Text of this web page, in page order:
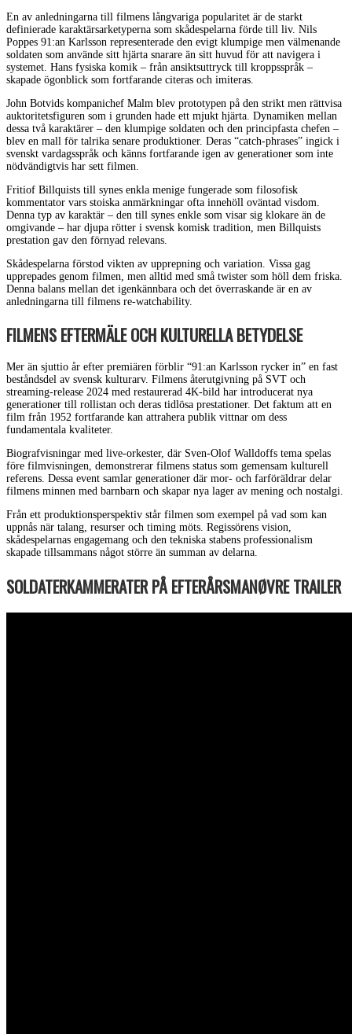
En av anledningarna till filmens långvariga popularitet är de starkt
definierade karaktärsarketyperna som skådespelarna förde till liv. Nils
Poppes 91:an Karlsson representerade den evigt klumpige men välmenande
soldaten som använde sitt hjärta snarare än sitt huvud för att navigera i
systemet. Hans fysiska komik – från ansiktsuttryck till kroppsspråk –
skapade ögonblick som fortfarande citeras och imiteras.
John Botvids kompanichef Malm blev prototypen på den strikt men rättvisa
auktoritetsfiguren som i grunden hade ett mjukt hjärta. Dynamiken mellan
dessa två karaktärer – den klumpige soldaten och den principfasta chefen –
blev en mall för talrika senare produktioner. Deras “catch-phrases” ingick i
svenskt vardagsspråk och känns fortfarande igen av generationer som inte
nödvändigtvis har sett filmen.
Fritiof Billquists till synes enkla menige fungerade som filosofisk
kommentator vars stoiska anmärkningar ofta innehöll oväntad visdom.
Denna typ av karaktär – den till synes enkle som visar sig klokare än de
omgivande – har djupa rötter i svensk komisk tradition, men Billquists
prestation gav den förnyad relevans.
Skådespelarna förstod vikten av upprepning och variation. Vissa gag
upprepades genom filmen, men alltid med små twister som höll dem friska.
Denna balans mellan det igenkännbara och det överraskande är en av
anledningarna till filmens re-watchability.
FILMENS EFTERMÄLE OCH KULTURELLA BETYDELSE
Mer än sjuttio år efter premiären förblir “91:an Karlsson rycker in” en fast
beståndsdel av svensk kulturarv. Filmens återutgivning på SVT och
streaming-release 2024 med restaurerad 4K-bild har introducerat nya
generationer till rollistan och deras tidlösa prestationer. Det faktum att en
film från 1952 fortfarande kan attrahera publik vittnar om dess
fundamentala kvaliteter.
Biografvisningar med live-orkester, där Sven-Olof Walldoffs tema spelas
före filmvisningen, demonstrerar filmens status som gemensam kulturell
referens. Dessa event samlar generationer där mor- och farföräldrar delar
filmens minnen med barnbarn och skapar nya lager av mening och nostalgi.
Från ett produktionsperspektiv står filmen som exempel på vad som kan
uppnås när talang, resurser och timing möts. Regissörens vision,
skådespelarnas engagemang och den tekniska stabens professionalism
skapade tillsammans något större än summan av delarna.
SOLDATERKAMMERATER PÅ EFTERÅRSMANØVRE TRAILER